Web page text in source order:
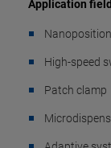
Application
High-speed
Patch clamp